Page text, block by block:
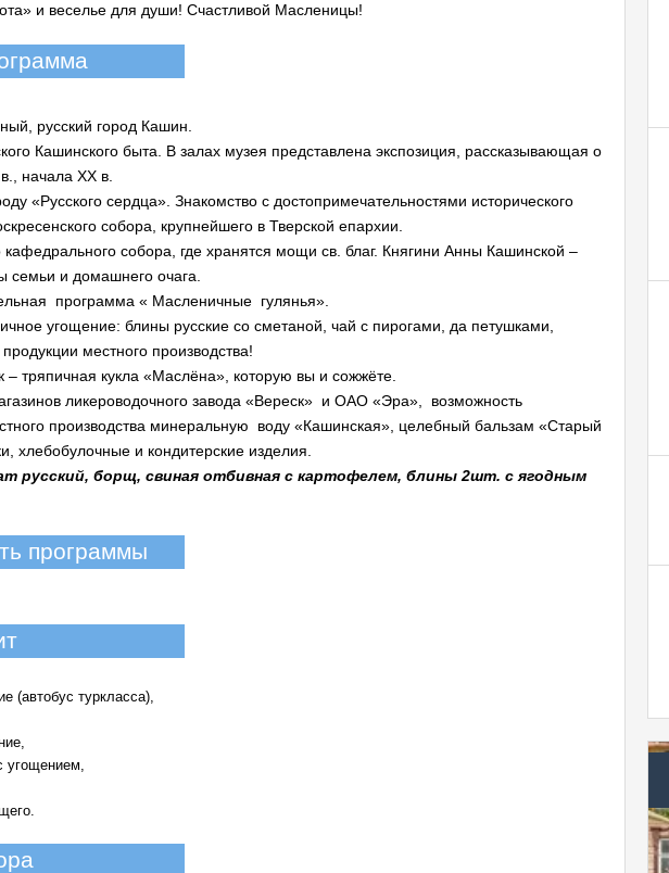
и веселье для души! Счастливой Масленицы!
русский город Кашин.
Кашинского быта. В залах музея представлена экспозиция, рассказывающая о
начала XX в.
«Русского сердца». Знакомство с достопримечательностями исторического
собора, крупнейшего в Тверской епархии.
собора, где хранятся мощи св. благ. Княгини Анны Кашинской –
семьи и домашнего очага.
программа « Масленичные гулянья».
угощение: блины русские со сметаной, чай с пирогами, да петушками,
местного производства!
– тряпичная кукла «Маслёна», которую вы и сожжёте.
ликероводочного завода «Вереск» и ОАО «Эра», возможность
производства минеральную воду «Кашинская», целебный бальзам «Старый
хлебобулочные и кондитерские изделия.
русский, борщ, свиная отбивная с картофелем, блины 2шт. с ягодным
программы
(автобус туркласса),
угощением,